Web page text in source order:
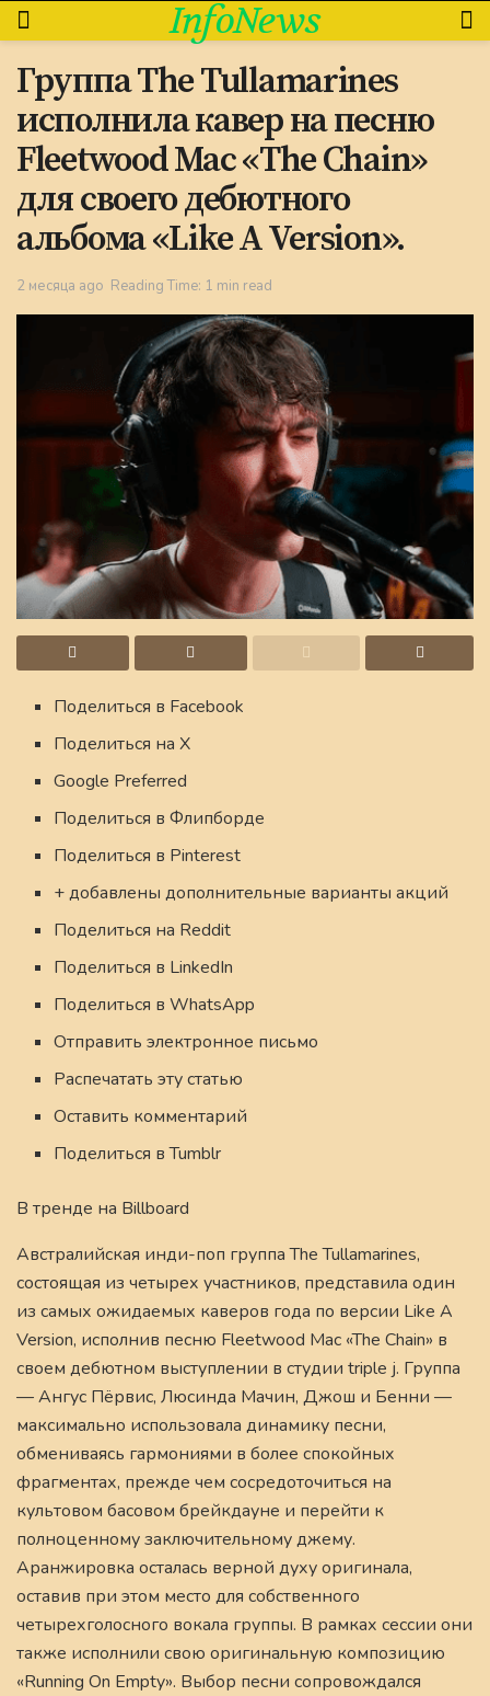
InfoNews
Группа The Tullamarines
исполнила кавер на песню
Fleetwood Mac «The Chain»
для своего дебютного
альбома «Like A Version».
2 месяца ago Reading Time: 1 min read
Поделиться в Facebook
Поделиться на X
Google Preferred
Поделиться в Флипборде
Поделиться в Pinterest
+ добавлены дополнительные варианты акций
Поделиться на Reddit
Поделиться в LinkedIn
Поделиться в WhatsApp
Отправить электронное письмо
Распечатать эту статью
Оставить комментарий
Поделиться в Tumblr
В тренде на Billboard
Австралийская инди-поп группа The Tullamarines,
состоящая из четырех участников, представила один
из самых ожидаемых каверов года по версии Like A
Version, исполнив песню Fleetwood Mac «The Chain» в
своем дебютном выступлении в студии triple j. Группа
— Ангус Пёрвис, Люсинда Мачин, Джош и Бенни —
максимально использовала динамику песни,
обмениваясь гармониями в более спокойных
фрагментах, прежде чем сосредоточиться на
культовом басовом брейкдауне и перейти к
полноценному заключительному джему.
Аранжировка осталась верной духу оригинала,
оставив при этом место для собственного
четырехголосного вокала группы. В рамках сессии они
также исполнили свою оригинальную композицию
«Running On Empty». Выбор песни сопровождался